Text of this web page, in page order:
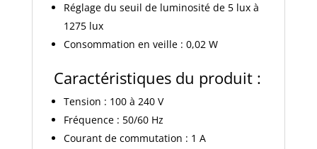
Réglage du seuil de luminosité de 5 lux à
1275 lux
Consommation en veille : 0,02 W
Caractéristiques du produit :
Tension : 100 à 240 V
Fréquence : 50/60 Hz
Courant de commutation : 1 A